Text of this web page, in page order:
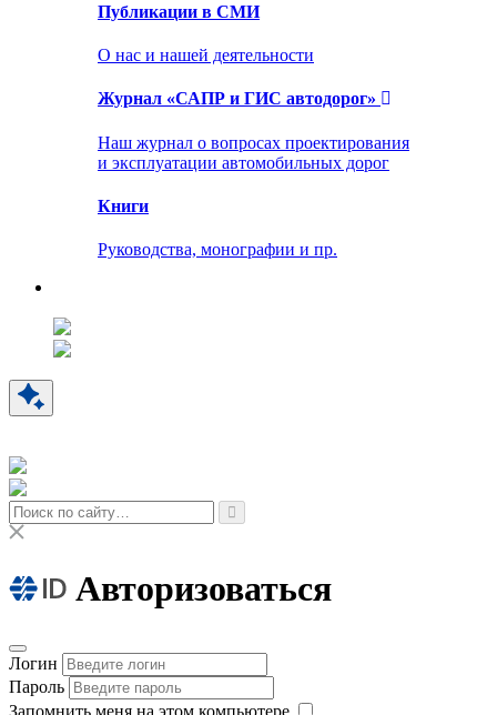
Публикации в СМИ
О нас и нашей деятельности
Журнал «САПР и ГИС автодорог»
Наш журнал о вопросах проектирования
и эксплуатации автомобильных дорог
Книги
Руководства, монографии и пр.
Авторизоваться
Логин
Пароль